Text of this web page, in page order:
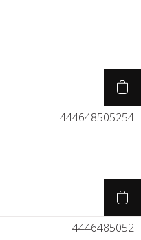
444648505254
4446485052